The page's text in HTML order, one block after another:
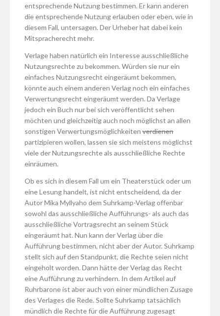
entsprechende Nutzung bestimmen. Er kann anderen
die entsprechende Nutzung erlauben oder eben, wie in
diesem Fall, untersagen. Der Urheber hat dabei kein
Mitspracherecht mehr.
Verlage haben natürlich ein Interesse ausschließliche
Nutzungsrechte zu bekommen. Würden sie nur ein
einfaches Nutzungsrecht eingeräumt bekommen,
könnte auch einem anderen Verlag noch ein einfaches
Verwertungsrecht eingeräumt werden. Da Verlage
jedoch ein Buch nur bei sich veröffentlicht sehen
möchten und gleichzeitig auch noch möglichst an allen
sonstigen Verwertungsmöglichkeiten verdienen
partizipieren wollen, lassen sie sich meistens möglichst
viele der Nutzungsrechte als ausschließliche Rechte
einräumen.
Ob es sich in diesem Fall um ein Theaterstück oder um
eine Lesung handelt, ist nicht entscheidend, da der
Autor Mika Myllyaho dem Suhrkamp-Verlag offenbar
sowohl das ausschließliche Aufführungs- als auch das
ausschließliche Vortragsrecht an seinem Stück
eingeräumt hat. Nun kann der Verlag über die
Aufführung bestimmen, nicht aber der Autor. Suhrkamp
stellt sich auf den Standpunkt, die Rechte seien nicht
eingeholt worden. Dann hätte der Verlag das Recht
eine Aufführung zu verhindern. In dem Artikel auf
Ruhrbarone ist aber auch von einer mündlichen Zusage
des Verlages die Rede. Sollte Suhrkamp tatsächlich
mündlich die Rechte für die Aufführung zugesagt